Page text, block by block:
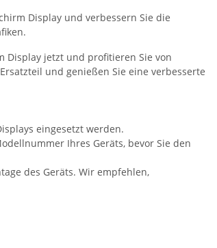
Display und verbessern Sie die
Display jetzt und profitieren Sie von
und genießen Sie eine verbesserte
eingesetzt werden.
Ihres Geräts, bevor Sie den
des Geräts. Wir empfehlen,